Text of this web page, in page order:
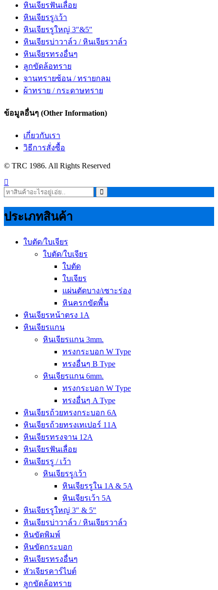
หินเจียรฟันเลื่อย
หินเจียรรู/เว้า
หินเจียรรูใหญ่ 3″&5″
หินเจียรบ่าวาล์ว / หินเจียรวาล์ว
หินเจียรทรงอื่นๆ
ลูกขัดล้อทราย
จานทรายซ้อน / ทรายกลม
ผ้าทราย / กระดาษทราย
ข้อมูลอื่นๆ (Other Information)
เกี่ยวกับเรา
วิธีการสั่งซื้อ
© TRC 1986. All Rights Reserved
ประเภทสินค้า
ใบตัด/ใบเจียร
ใบตัด/ใบเจียร
ใบตัด
ใบเจียร
แผ่นตัดบาง/เซาะร่อง
หินครกขัดพื้น
หินเจียรหน้าตรง 1A
หินเจียรแกน
หินเจียรแกน 3mm.
ทรงกระบอก W Type
ทรงอื่นๆ B Type
หินเจียรแกน 6mm.
ทรงกระบอก W Type
ทรงอื่นๆ A Type
หินเจียรถ้วยทรงกระบอก 6A
หินเจียรถ้วยทรงเทเปอร์ 11A
หินเจียรทรงจาน 12A
หินเจียรฟันเลื่อย
หินเจียรรู / เว้า
หินเจียรรู/เว้า
หินเจียรรูใน 1A & 5A
หินเจียรเว้า 5A
หินเจียรรูใหญ่ 3″ & 5″
หินเจียรบ่าวาล์ว / หินเจียรวาล์ว
หินขัดพิมพ์
หินขัดกระบอก
หินเจียรทรงอื่นๆ
หัวเจียรคาร์ไบต์
ลูกขัดล้อทราย